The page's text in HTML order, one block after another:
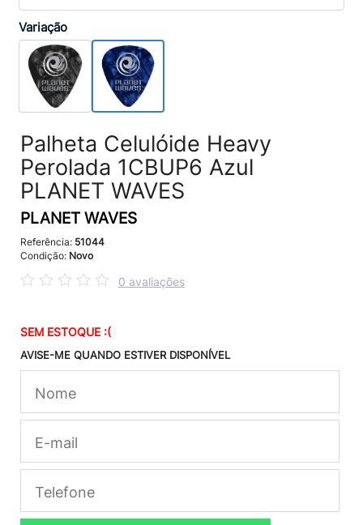
Variação
Palheta Celulóide Heavy
Perolada 1CBUP6 Azul
PLANET WAVES
PLANET WAVES
Referência: 51044
Condição: Novo
0 avaliações
SEM ESTOQUE :(
AVISE-ME QUANDO ESTIVER DISPONÍVEL